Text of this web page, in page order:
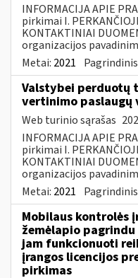
INFORMACIJA APIE
pirkimai I.
KONTAKTINIAI
organizacijos
Metai: 2021
Valstybei perduotų
vertinimo paslaugų
Web turinio sąrašas
INFORMACIJA APIE
pirkimai I.
KONTAKTINIAI
organizacijos
Metai: 2021
Mobilaus kontrolės
žemėlapio
jam funkcionuoti
įrangos licencijos
pirkimas